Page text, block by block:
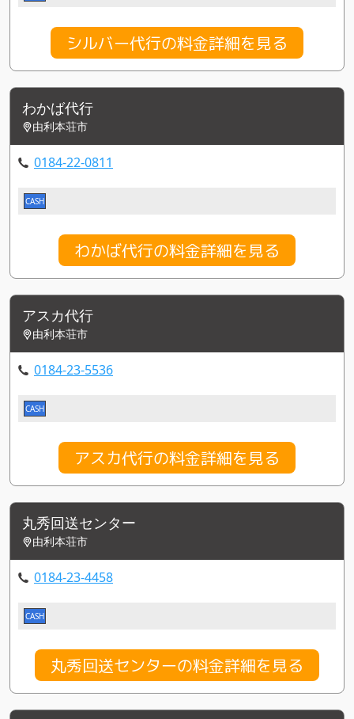
シルバー代行の料金詳細を見る
わかば代行
由利本荘市
0184-22-0811
CASH
わかば代行の料金詳細を見る
アスカ代行
由利本荘市
0184-23-5536
CASH
アスカ代行の料金詳細を見る
丸秀回送センター
由利本荘市
0184-23-4458
CASH
丸秀回送センターの料金詳細を見る